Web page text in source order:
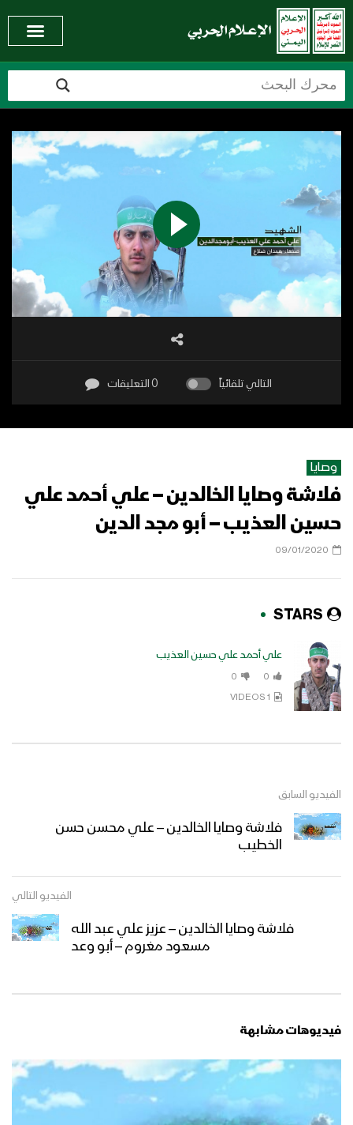
التالي تلقائياً 0 التعليقات
وصايا
فلاشة وصايا الخالدين – علي أحمد علي
حسين العذيب – أبو مجد الدين
09/01/2020
STARS
علي أحمد علي حسين العذيب
0
0
1 VIDEOS
الفيديو السابق
فلاشة وصايا الخالدين – علي محسن حسن
الخطيب
الفيديو التالي
فلاشة وصايا الخالدين – عزيز علي عبد الله
مسعود مغروم – أبو وعد
فيديوهات مشابهة